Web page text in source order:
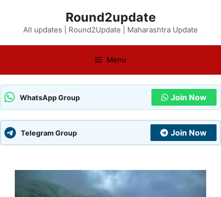
content
Round2update
All updates | Round2Update | Maharashtra Update
Menu
WhatsApp Group Join Now
Telegram Group Join Now